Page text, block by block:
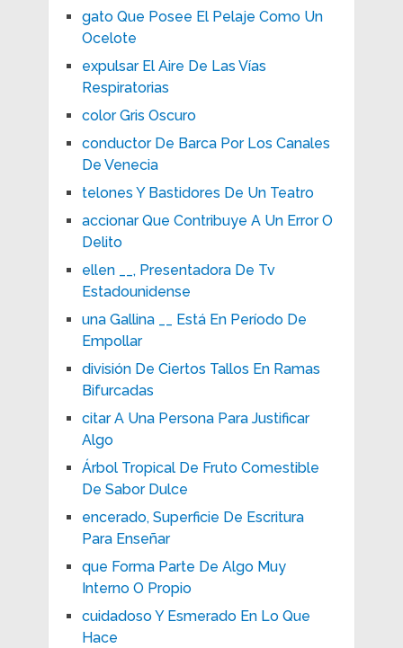
gato Que Posee El Pelaje Como Un
Ocelote
expulsar El Aire De Las Vías
Respiratorias
color Gris Oscuro
conductor De Barca Por Los Canales
De Venecia
telones Y Bastidores De Un Teatro
accionar Que Contribuye A Un Error O
Delito
ellen __, Presentadora De Tv
Estadounidense
una Gallina __ Está En Período De
Empollar
división De Ciertos Tallos En Ramas
Bifurcadas
citar A Una Persona Para Justificar
Algo
Árbol Tropical De Fruto Comestible
De Sabor Dulce
encerado, Superficie De Escritura
Para Enseñar
que Forma Parte De Algo Muy
Interno O Propio
cuidadoso Y Esmerado En Lo Que
Hace